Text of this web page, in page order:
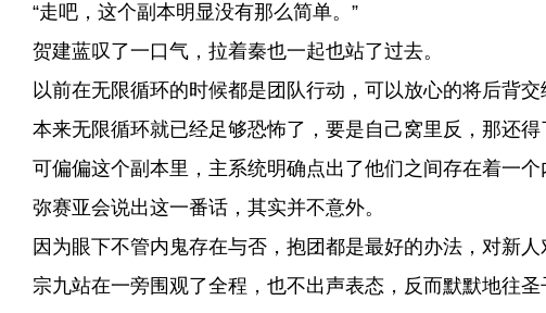
“走吧，这个副本明显没有那么简单。”
贺建蓝叹了一口气，拉着秦也一起也站了过去。
以前在无限循环的时候都是团队行动，可以放心的将后背交
本来无限循环就已经足够恐怖了，要是自己窝里反，那还得
可偏偏这个副本里，主系统明确点出了他们之间存在着一个
弥赛亚会说出这一番话，其实并不意外。
因为眼下不管内鬼存在与否，抱团都是最好的办法，对新人
宗九站在一旁围观了全程，也不出声表态，反而默默地往圣